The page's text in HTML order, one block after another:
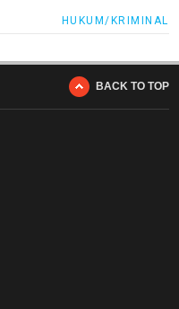
HUKUM/KRIMINAL
BACK TO TOP